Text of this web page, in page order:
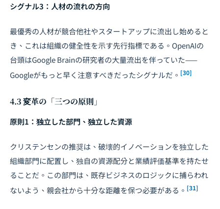
シグナル3：人材の流れの方向
最優秀の人材が競合他社やスタートアップに流出し始めると
き、これは組織の健全性を示す先行指標である。OpenAIの
台頭はGoogle Brainの研究者の大量流出を伴っていた——
Googleがもっと早く注意すべきだったシグナルだ。 [30]
4.3 変革の「三つの原則」
原則1：独立した部門、独立した資源
クリステンセンの推奨は、破壊的イノベーションを独立した
組織部門に配置し、独自の資源配分と業績評価基準を持たせ
ることだ。この部門は、既存ビジネスのロジックに捕らわれ
ないよう、親会社から十分な距離を保つ必要がある。 [31]